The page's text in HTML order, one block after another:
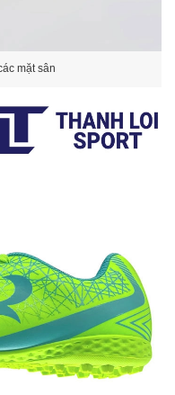
mặt sân